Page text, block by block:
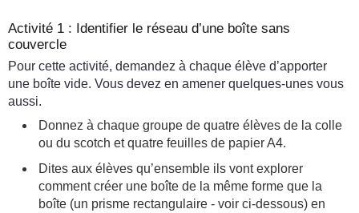
Activité 1 : Identifier le réseau d’une boîte sans
couvercle
Pour cette activité, demandez à chaque élève d’apporter
une boîte vide. Vous devez en amener quelques-unes vous
aussi.
Donnez à chaque groupe de quatre élèves de la colle
ou du scotch et quatre feuilles de papier A4.
Dites aux élèves qu’ensemble ils vont explorer
comment créer une boîte de la même forme que la
boîte (un prisme rectangulaire - voir ci-dessous) en